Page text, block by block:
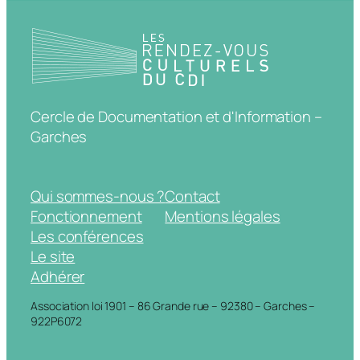
Cercle de Documentation et d'Information –
Garches
Qui sommes-nous ?
Fonctionnement
Les conférences
Le site
Adhérer
Contact
Mentions légales
Association loi 1901 – 86 Grande rue – 92380 – Garches –
922P6072